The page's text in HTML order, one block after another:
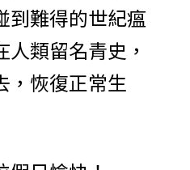
到難得的世紀瘟
類留名青史，
，恢復正常生